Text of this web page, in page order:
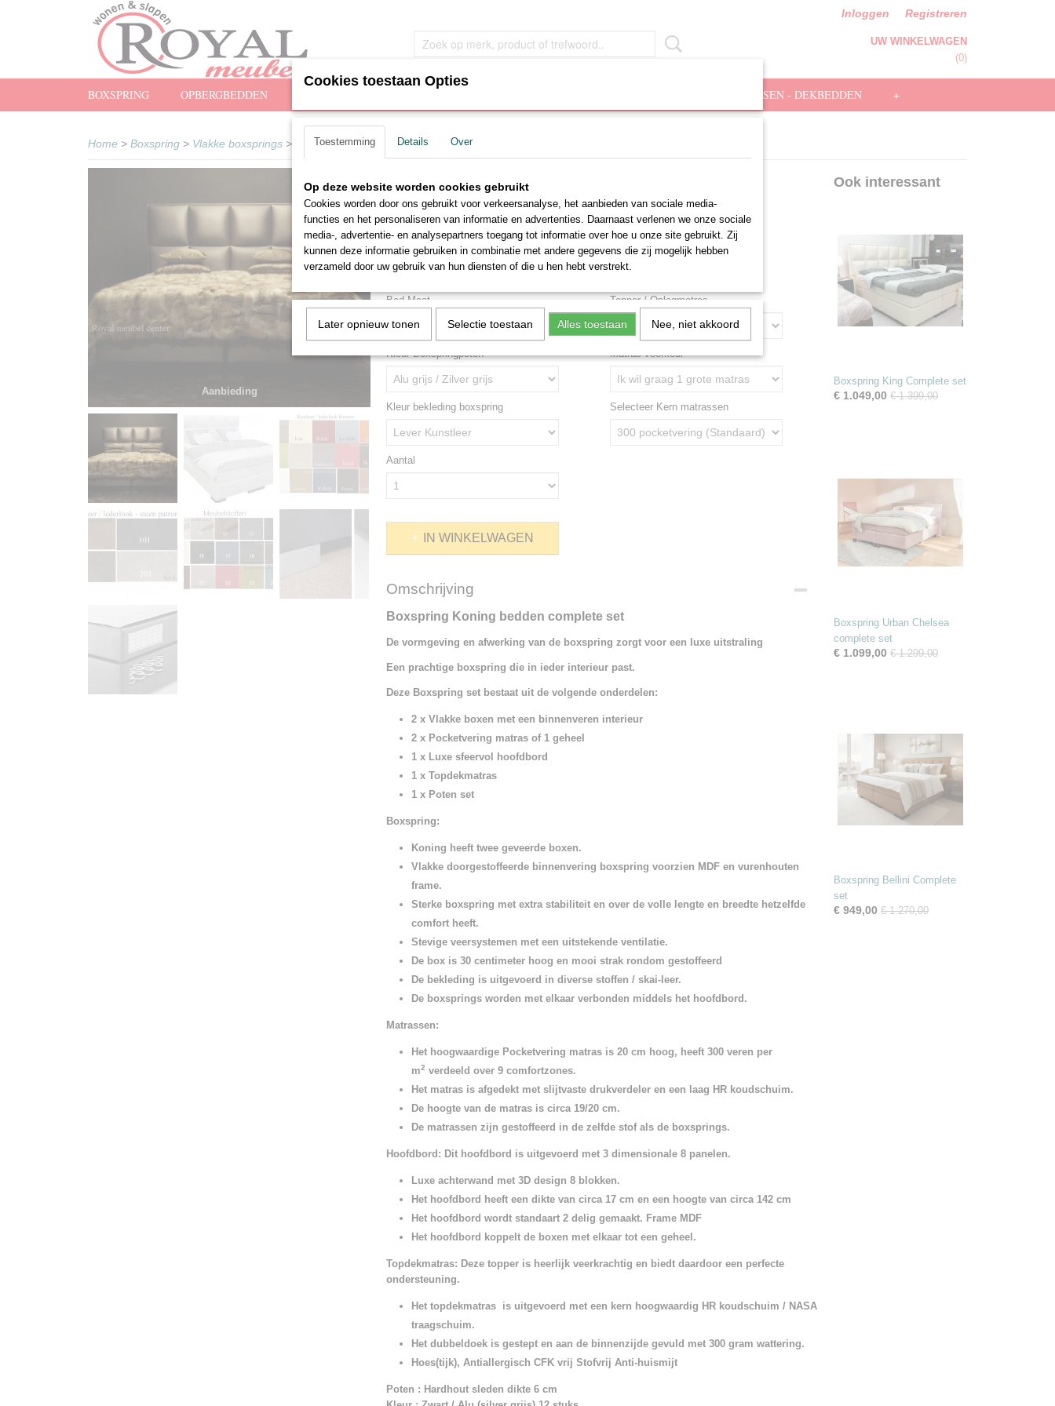
Inloggen Registreren
UW WINKELWAGEN
(0)
BOXSPRING OPBERGBEDDEN HOOFDKUSSEN - DEKBEDDEN +
Home > Boxspring > Vlakke boxsprings > Boxspring Konings bedden complete set
Aanbieding
Boxspring Konings bedden
complete set
€ 1399,00 € 1049,00 (inclusief btw 21%)
Bed Maat Topper / Oplegmatras
Kleur Boxspringpoten Matras voorkeur
Kleur bekleding boxspring Selecteer Kern matrassen
Aantal
IN WINKELWAGEN
Omschrijving
Boxspring Koning bedden complete set
De vormgeving en afwerking van de boxspring zorgt voor een luxe uitstraling
Een prachtige boxspring die in ieder interieur past.
Deze Boxspring set bestaat uit de volgende onderdelen:
2 x Vlakke boxen met een binnenveren interieur
2 x Pocketvering matras of 1 geheel
1 x Luxe sfeervol hoofdbord
1 x Topdekmatras
1 x Poten set
Boxspring:
Koning heeft twee geveerde boxen.
Vlakke doorgestoffeerde binnenvering boxspring voorzien MDF en vurenhouten
frame.
Sterke boxspring met extra stabiliteit en over de volle lengte en breedte hetzelfde
comfort heeft.
Stevige veersystemen met een uitstekende ventilatie.
De box is 30 centimeter hoog en mooi strak rondom gestoffeerd
De bekleding is uitgevoerd in diverse stoffen / skai-leer.
De boxsprings worden met elkaar verbonden middels het hoofdbord.
Matrassen:
Het hoogwaardige Pocketvering matras is 20 cm hoog, heeft 300 veren per
m2 verdeeld over 9 comfortzones.
Het matras is afgedekt met slijtvaste drukverdeler en een laag HR koudschuim.
De hoogte van de matras is circa 19/20 cm.
De matrassen zijn gestoffeerd in de zelfde stof als de boxsprings.
Hoofdbord: Dit hoofdbord is uitgevoerd met 3 dimensionale 8 panelen.
Luxe achterwand met 3D design 8 blokken.
Het hoofdbord heeft een dikte van circa 17 cm en een hoogte van circa 142 cm
Het hoofdbord wordt standaart 2 delig gemaakt. Frame MDF
Het hoofdbord koppelt de boxen met elkaar tot een geheel.
Topdekmatras: Deze topper is heerlijk veerkrachtig en biedt daardoor een perfecte
ondersteuning.
Het topdekmatras is uitgevoerd met een kern hoogwaardig HR koudschuim / NASA
traagschuim.
Het dubbeldoek is gestept en aan de binnenzijde gevuld met 300 gram wattering.
Hoes(tijk), Antiallergisch CFK vrij Stofvrij Anti-huismijt
Poten : Hardhout sleden dikte 6 cm
Ook interessant
Boxspring King Complete set
€ 1.049,00 € 1.399,00
Boxspring Urban Chelsea
complete set
€ 1.099,00 € 1.299,00
Boxspring Bellini Complete
set
€ 949,00 € 1.270,00
Cookies toestaan Opties
Toestemming Details Over
Op deze website worden cookies gebruikt
Cookies worden door ons gebruikt voor verkeersanalyse, het aanbieden van sociale media-
functies en het personaliseren van informatie en advertenties. Daarnaast verlenen we onze sociale
media-, advertentie- en analysepartners toegang tot informatie over hoe u onze site gebruikt. Zij
kunnen deze informatie gebruiken in combinatie met andere gegevens die zij mogelijk hebben
verzameld door uw gebruik van hun diensten of die u hen hebt verstrekt.
Later opnieuw tonen Selectie toestaan Alles toestaan Nee, niet akkoord